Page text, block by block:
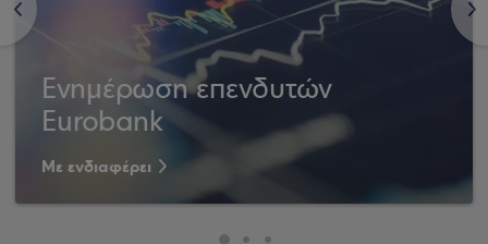
<
Ενημέρωση επενδυτών
Eurobank
Με ενδιαφέρει
>